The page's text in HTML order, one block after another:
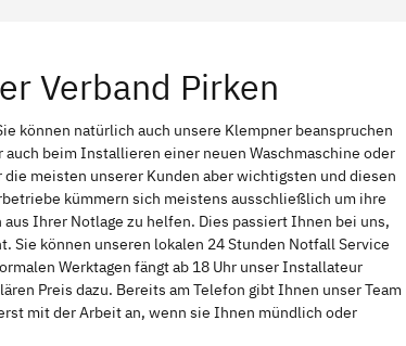
Verband Pirken
können natürlich auch unsere Klempner beanspruchen
beim Installieren einer neuen Waschmaschine oder
meisten unserer Kunden aber wichtigsten und diesen
kümmern sich meistens ausschließlich um ihre
Ihrer Notlage zu helfen. Dies passiert Ihnen bei uns,
Sie können unseren lokalen 24 Stunden Notfall Service
Werktagen fängt ab 18 Uhr unser Installateur
Preis dazu. Bereits am Telefon gibt Ihnen unser Team
mit der Arbeit an, wenn sie Ihnen mündlich oder